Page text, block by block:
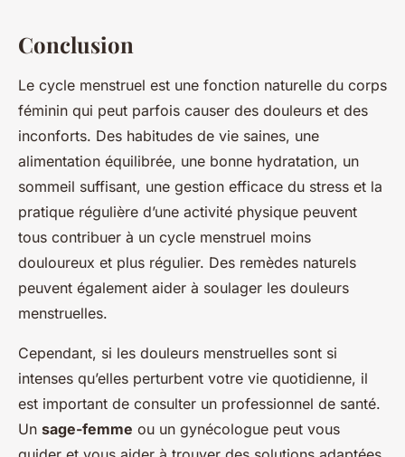
Conclusion
Le cycle menstruel est une fonction naturelle du corps
féminin qui peut parfois causer des douleurs et des
inconforts. Des habitudes de vie saines, une
alimentation équilibrée, une bonne hydratation, un
sommeil suffisant, une gestion efficace du stress et la
pratique régulière d’une activité physique peuvent
tous contribuer à un cycle menstruel moins
douloureux et plus régulier. Des remèdes naturels
peuvent également aider à soulager les douleurs
menstruelles.
Cependant, si les douleurs menstruelles sont si
intenses qu’elles perturbent votre vie quotidienne, il
est important de consulter un professionnel de santé.
Un sage-femme ou un gynécologue peut vous